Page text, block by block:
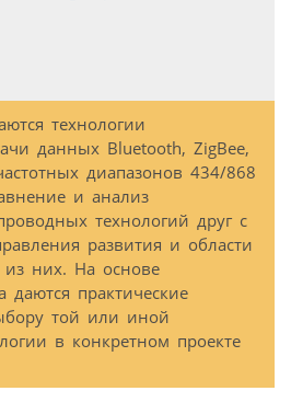
технологии
данных Bluetooth, ZigBee,
диапазонов 434/868
и анализ
технологий друг с
развития и области
них. На основе
даются практические
той или иной
в конкретном проекте